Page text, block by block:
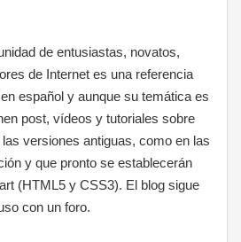
de entusiastas, novatos,
de Internet es una referencia
español y aunque su temática es
post, vídeos y tutoriales sobre
versiones antiguas, como en las
y que pronto se establecerán
(HTML5 y CSS3). El blog sigue
con un foro.